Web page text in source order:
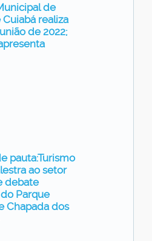
de
realiza
de 2022;
pauta:Turismo
ao setor
debate
Parque
Chapada dos